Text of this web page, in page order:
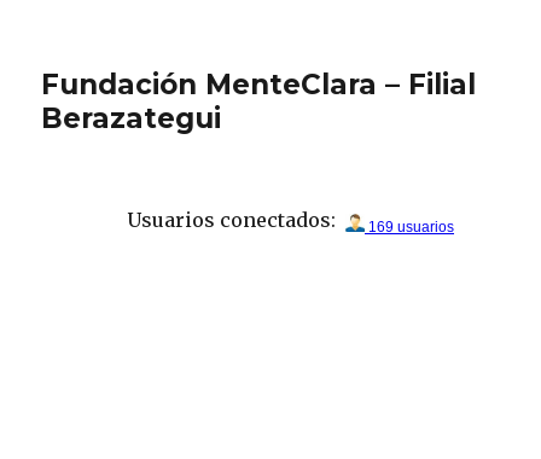
Fundación MenteClara – Filial
Berazategui
Usuarios conectados: